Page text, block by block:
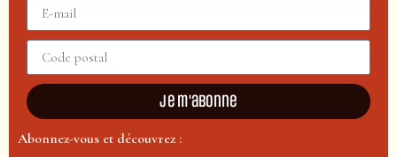
Je m'abonne
Abonnez-vous et découvrez :